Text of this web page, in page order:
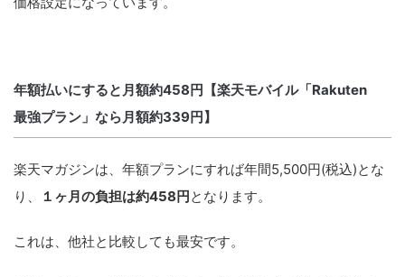
年額払いにすると月額約458円【楽天モバイル「Rakuten
最強プラン」なら月額約339円】
楽天マガジンは、年額プランにすれば年間5,500円(税込)とな
り、
１ヶ月の負担は約458円となります。
これは、他社と比較しても最安です。